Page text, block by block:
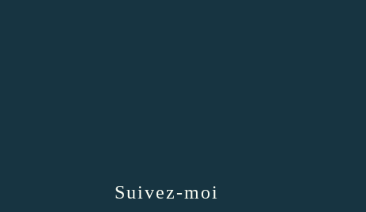
Suivez-moi